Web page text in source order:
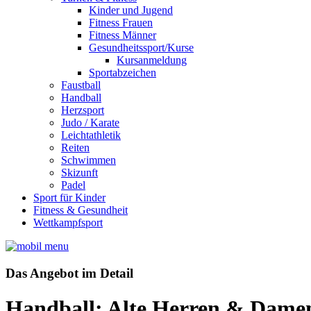
Kinder und Jugend
Fitness Frauen
Fitness Männer
Gesundheitssport/Kurse
Kursanmeldung
Sportabzeichen
Faustball
Handball
Herzsport
Judo / Karate
Leichtathletik
Reiten
Schwimmen
Skizunft
Padel
Sport für Kinder
Fitness & Gesundheit
Wettkampfsport
Das Angebot im Detail